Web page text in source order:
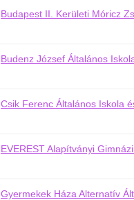
Budapest II. Kerületi Móricz
Budenz József Általános
Csik Ferenc Általános Iskola
EVEREST Alapítványi
Gyermekek Háza Alternatív